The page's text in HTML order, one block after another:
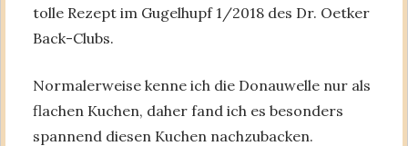
tolle Rezept im Gugelhupf 1/2018 des Dr. Oetker
Back-Clubs.
Normalerweise kenne ich die Donauwelle nur als
flachen Kuchen, daher fand ich es besonders
spannend diesen Kuchen nachzubacken.